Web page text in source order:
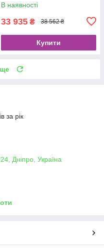
В наявності
33 935 ₴ 38 562 ₴
Купити
за рік
Дніпро, Україна